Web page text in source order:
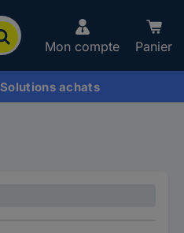
Mon compte Panier
Solutions achats